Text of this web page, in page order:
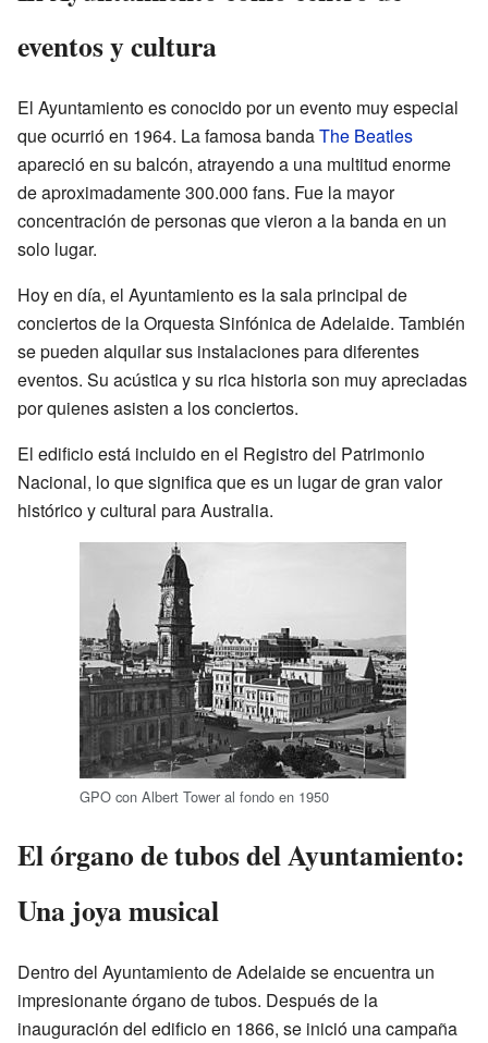
eventos y cultura
El Ayuntamiento es conocido por un evento muy especial
que ocurrió en 1964. La famosa bandaThe Beatles
apareció en su balcón, atrayendo a una multitud enorme
de aproximadamente 300.000 fans. Fue la mayor
concentración de personas que vieron a la banda en un
solo lugar.
Hoy en día, el Ayuntamiento es la sala principal de
conciertos de la Orquesta Sinfónica de Adelaide. También
se pueden alquilar sus instalaciones para diferentes
eventos. Su acústica y su rica historia son muy apreciadas
por quienes asisten a los conciertos.
El edificio está incluido en el Registro del Patrimonio
Nacional, lo que significa que es un lugar de gran valor
histórico y cultural para Australia.
GPO con Albert Tower al fondo en 1950
El órgano de tubos del Ayuntamiento:
Una joya musical
Dentro del Ayuntamiento de Adelaide se encuentra un
impresionante órgano de tubos. Después de la
inauguración del edificio en 1866, se inició una campaña